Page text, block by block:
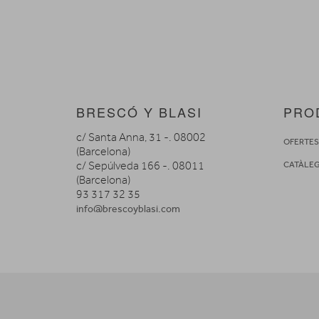
BRESCÓ Y BLASI
c/ Santa Anna, 31 -. 08002
(Barcelona)
c/ Sepúlveda 166 -. 08011
(Barcelona)
93 317 32 35
info@brescoyblasi.com
OFERTES